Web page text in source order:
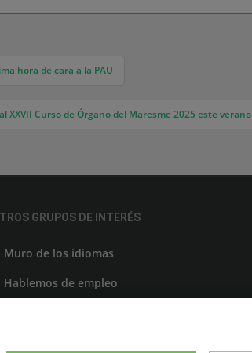
hora de cara a la PAU
XXVII Curso de Órgano del Maresme 2025 este verano
GRUPOS DE INTERÉS
Muro de los idiomas
Hablemos de empleo